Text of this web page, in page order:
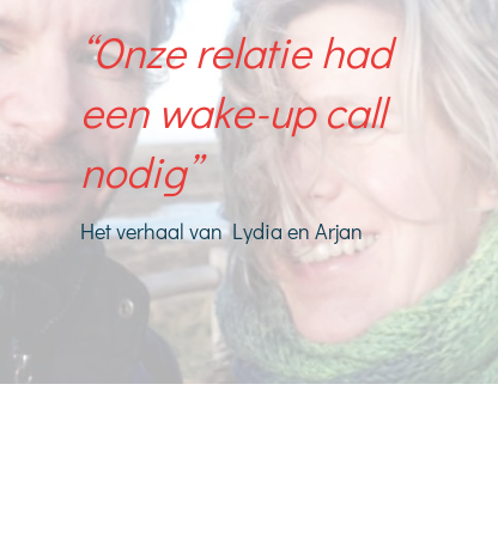
“Onze relatie had
een wake-up call
nodig”
Het verhaal van Lydia en Arjan